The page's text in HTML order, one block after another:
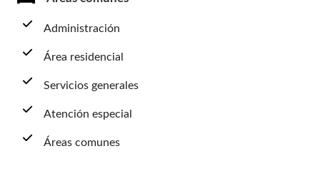
Administración
Área residencial
Servicios generales
Atención especial
Áreas comunes